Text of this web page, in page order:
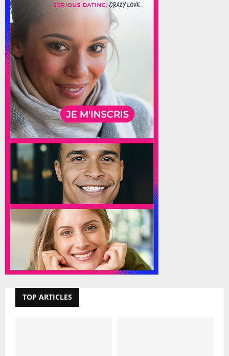
TOP ARTICLES